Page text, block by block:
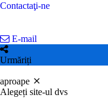
Contactaţi-ne
E-mail
Urmăriți
aproape
Alegeți site-ul dvs